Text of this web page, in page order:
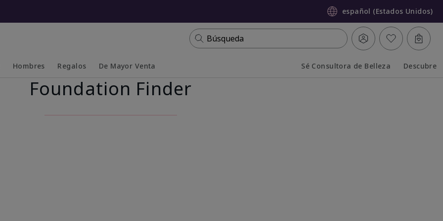
español (Estados Unidos)
Búsqueda
Hombres
Collapsed
Expanded
Regalos De Mayor Venta Sé Consultora de Belleza Descubre
Foundation Finder